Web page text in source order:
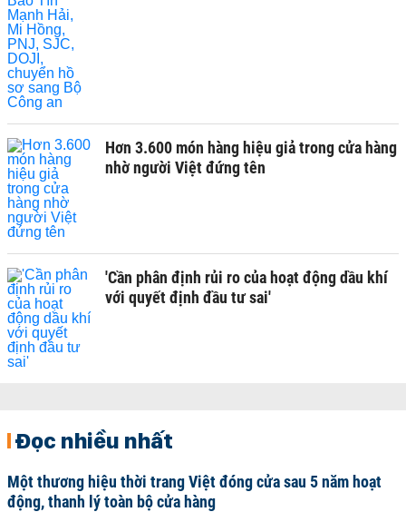
Hơn 3.600 món hàng hiệu giả trong cửa hàng
nhờ người Việt đứng tên
'Cần phân định rủi ro của hoạt động dầu khí
với quyết định đầu tư sai'
Đọc nhiều nhất
Một thương hiệu thời trang Việt đóng cửa sau 5 năm hoạt
động, thanh lý toàn bộ cửa hàng